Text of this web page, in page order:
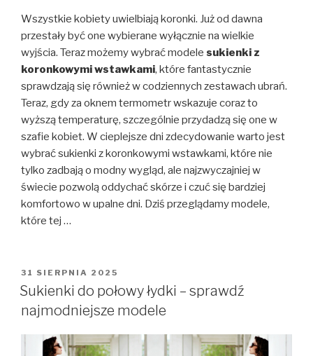
Wszystkie kobiety uwielbiają koronki. Już od dawna
przestały być one wybierane wyłącznie na wielkie
wyjścia. Teraz możemy wybrać modele sukienki z
koronkowymi wstawkami, które fantastycznie
sprawdzają się również w codziennych zestawach ubrań.
Teraz, gdy za oknem termometr wskazuje coraz to
wyższą temperaturę, szczególnie przydadzą się one w
szafie kobiet. W cieplejsze dni zdecydowanie warto jest
wybrać sukienki z koronkowymi wstawkami, które nie
tylko zadbają o modny wygląd, ale najzwyczajniej w
świecie pozwolą oddychać skórze i czuć się bardziej
komfortowo w upalne dni. Dziś przeglądamy modele,
które tej …
OPUBLIKOWANE
W
31 SIERPNIA 2025
Sukienki do połowy łydki – sprawdź
najmodniejsze modele